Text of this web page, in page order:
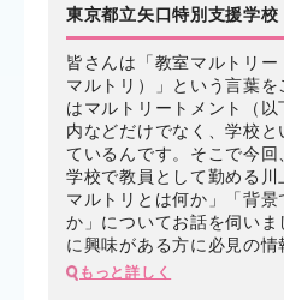
東京都立矢口特別支援学校
皆さんは「教室マルトリ
マルトリ）」という言葉
はマルトリートメント（
内などだけでなく、学校と
ているんです。そこで今
学校で教員として勤める
マルトリとは何か」「背
か」についてお話を伺い
に興味がある方に必見の情
もっと詳しく